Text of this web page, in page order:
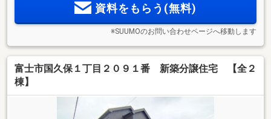
資料をもらう(無料)
※SUUMOのお問い合わせページへ移動します
富士市国久保１丁目２０９１番 新築分譲住宅 【全２
棟】